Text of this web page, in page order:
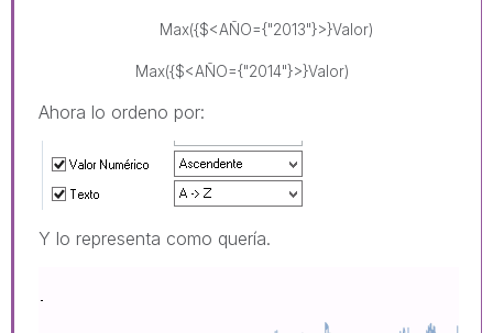
Max({$<AÑO={"2013"}>}Valor)
Max({$<AÑO={"2014"}>}Valor)
Ahora lo ordeno por:
Y lo representa como quería.